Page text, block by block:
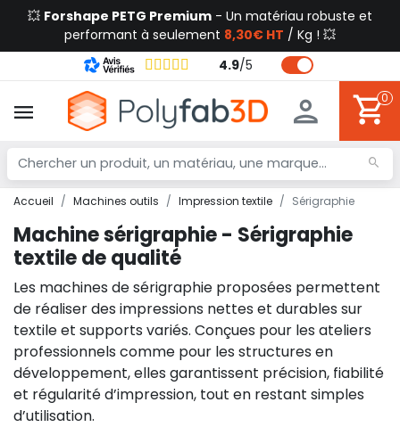
💥 Forshape PETG Premium - Un matériau robuste et
performant à seulement 8,30€ HT / Kg ! 💥
4.9/5
0
Accueil Machines outils Impression textile Sérigraphie
Machine sérigraphie - Sérigraphie
textile de qualité
Les machines de sérigraphie proposées permettent
de réaliser des impressions nettes et durables sur
textile et supports variés. Conçues pour les ateliers
professionnels comme pour les structures en
développement, elles garantissent précision, fiabilité
et régularité d’impression, tout en restant simples
d’utilisation.